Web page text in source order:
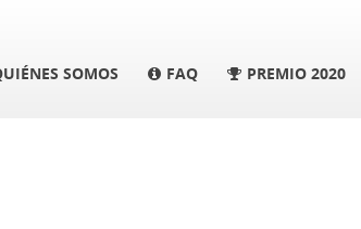
SOMOS FAQ PREMIO 2020